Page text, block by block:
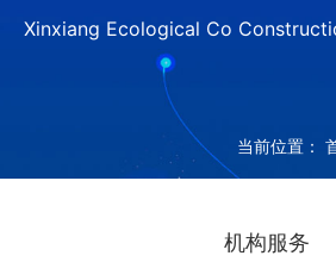
Xinxiang Ecological Co
当前位置：
机构服务